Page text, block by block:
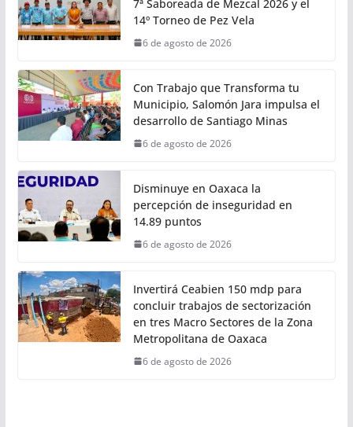
7ª Saboreada de Mezcal 2026 y el
14º Torneo de Pez Vela
6 de agosto de 2026
Con Trabajo que Transforma tu
Municipio, Salomón Jara impulsa el
desarrollo de Santiago Minas
6 de agosto de 2026
Disminuye en Oaxaca la
percepción de inseguridad en
14.89 puntos
6 de agosto de 2026
Invertirá Ceabien 150 mdp para
concluir trabajos de sectorización
en tres Macro Sectores de la Zona
Metropolitana de Oaxaca
6 de agosto de 2026